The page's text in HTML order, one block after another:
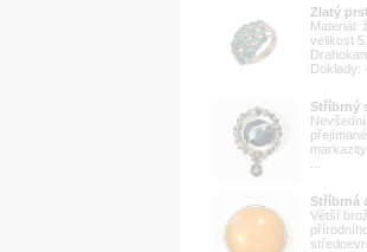
Zlatý
Materiál:
velikost
Doklady:
Stříbrný
Stříbrná
Větší